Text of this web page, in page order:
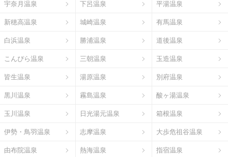
宇奈月温泉 下呂温泉 平湯温泉
新穂高温泉 城崎温泉 有馬温泉
白浜温泉 勝浦温泉 道後温泉
こんぴら温泉 三朝温泉 玉造温泉
皆生温泉 湯原温泉 別府温泉
黒川温泉 霧島温泉 酸ヶ湯温泉
玉川温泉 日光湯元温泉 箱根温泉
伊勢・鳥羽温泉 志摩温泉 大歩危祖谷温泉
由布院温泉 熱海温泉 指宿温泉